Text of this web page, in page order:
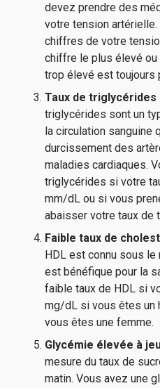
devez prendre des
votre tension
chiffres de votre
chiffre le plus élevé
trop élevé est toujours
Taux de triglycérides
triglycérides sont un
la circulation sanguine
durcissement des
maladies cardiaques.
triglycérides si votre
mm/dL ou si vous
abaisser votre taux de
Faible taux de
HDL est connu sous
est bénéfique pour la
faible taux de HDL si
mg/dL si vous êtes un
vous êtes une femme.
Glycémie élevée à
mesure du taux de
matin. Vous avez une